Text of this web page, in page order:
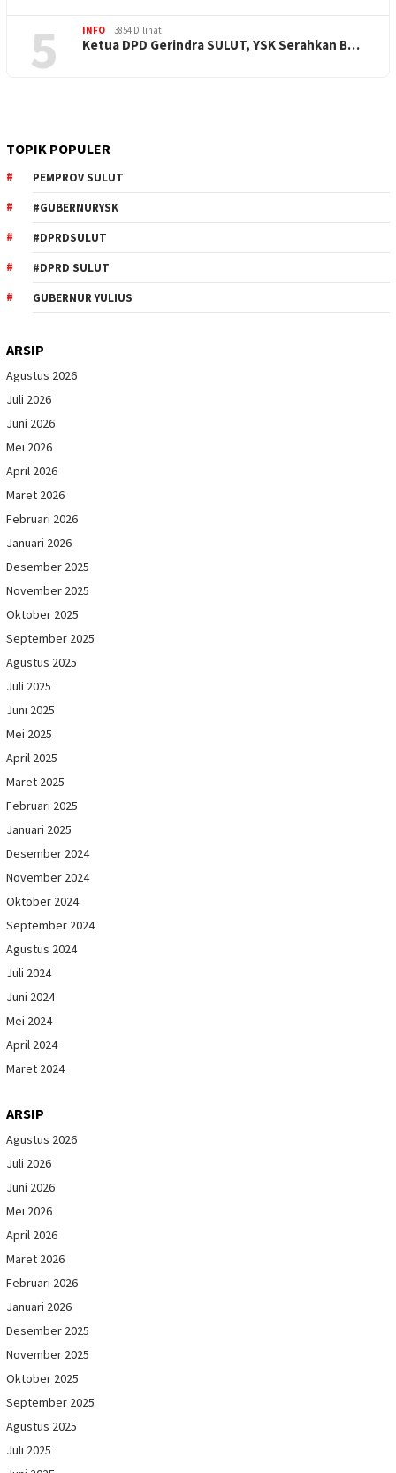
5
INFO 3854 Dilihat
Ketua DPD Gerindra SULUT, YSK Serahkan B…
TOPIK POPULER
PEMPROV SULUT
#GUBERNURYSK
#DPRDSULUT
#DPRD SULUT
GUBERNUR YULIUS
ARSIP
Agustus 2026
Juli 2026
Juni 2026
Mei 2026
April 2026
Maret 2026
Februari 2026
Januari 2026
Desember 2025
November 2025
Oktober 2025
September 2025
Agustus 2025
Juli 2025
Juni 2025
Mei 2025
April 2025
Maret 2025
Februari 2025
Januari 2025
Desember 2024
November 2024
Oktober 2024
September 2024
Agustus 2024
Juli 2024
Juni 2024
Mei 2024
April 2024
Maret 2024
ARSIP
Agustus 2026
Juli 2026
Juni 2026
Mei 2026
April 2026
Maret 2026
Februari 2026
Januari 2026
Desember 2025
November 2025
Oktober 2025
September 2025
Agustus 2025
Juli 2025